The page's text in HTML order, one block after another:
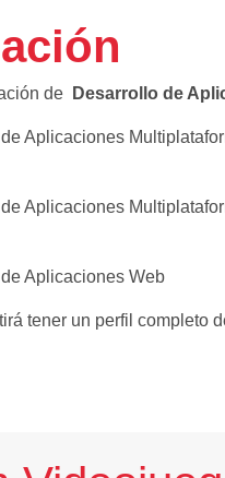
de Desarrollo de
Aplicaciones
Aplicaciones
Aplicaciones Web
tener un perfil completo